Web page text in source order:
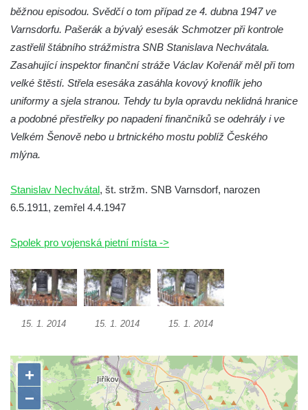
Kenotaf Leopolda Malata na hřbitově v
Dolním Podluží
Kenotaf Antona Klause na hřbitově v
Dolním Podluží
Kenotaf Heinricha Klause na hřbitově v
Dolním Podluží
Hrob Aloise Podrábského na hřbitově v
Pamětní deska Miroslava Švice na domě
čp. 43 v Lužci nad Vltavou
Pomník obětem válek v ulici 1. máje v Lužci
nad Vltavou
Hrob Vladislava Neumana v Hostíně u
běžnou episodou. Svědčí o tom případ ze 4. dubna 1947 ve
Varnsdorfu. Pašerák a bývalý esesák Schmotzer při kontrole
zastřelil štábního strážmistra SNB Stanislava Nechvátala.
Zasahující inspektor finanční stráže Václav Kořenář měl při tom
velké štěstí. Střela esesáka zasáhla kovový knoflík jeho
uniformy a sjela stranou. Tehdy tu byla opravdu neklidná hranice
a podobné přestřelky po napadení finančníků se odehrály i ve
Velkém Šenově nebo u brtnického mostu poblíž Českého
mlýna.
Stanislav Nechvátal, št. stržm. SNB Varnsdorf, narozen
6.5.1911, zemřel 4.4.1947
Spolek pro vojenská pietní místa ->
15. 1. 2014 15. 1. 2014 15. 1. 2014